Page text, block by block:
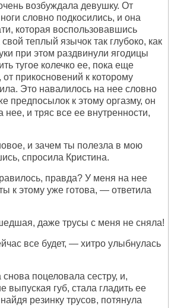
возбуждала девушку. От
словно подкосились, и она
которая воспользовавшись
теплый язычок так глубоко, как
при этом раздвинули ягодицы
тугое колечко ее, пока еще
от прикосновений к которому
Это навалилось на нее словно
предпосылок к этому оргазму, он
нее, и тряс все ее внутренности,
и зачем ты полезла в мою
спросила Кристина.
правда? У меня на нее
к этому уже готова, — ответила
даже трусы с меня не сняла!
все будет, — хитро улыбнулась
поцеловала сестру, и,
выпуская губ, стала гладить ее
резинку трусов, потянула